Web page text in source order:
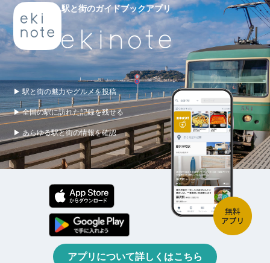
駅と街のガイドブックアプリ
▶ 駅と街の魅力やグルメを投稿
▶ 全国の駅に訪れた記録を残せる
▶ あらゆる駅と街の情報を確認
アプリについて詳しくはこちら